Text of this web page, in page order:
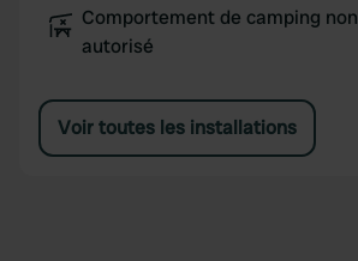
Comportement de camping non
autorisé
Voir toutes les installations